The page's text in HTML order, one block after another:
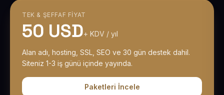
TEK & ŞEFFAF FIYAT
50 USD+ KDV / yıl
Alan adı, hosting, SSL, SEO ve 30 gün destek dahil.
Siteniz 1-3 iş günü içinde yayında.
Paketleri İncele